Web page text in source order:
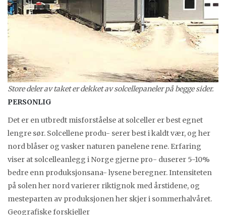
Store deler av taket er dekket av solcellepaneler på begge sider.
PERSONLIG
Det er en utbredt misforståelse at solceller er best egnet
lengre sør. Solcellene produ- serer best i kaldt vær, og her
nord blåser og vasker naturen panelene rene. Erfaring
viser at solcelleanlegg i Norge gjerne pro- duserer 5-10%
bedre enn produksjonsana- lysene beregner. Intensiteten
på solen her nord varierer riktignok med årstidene, og
mesteparten av produksjonen her skjer i sommerhalvåret.
Geografiske forskjeller